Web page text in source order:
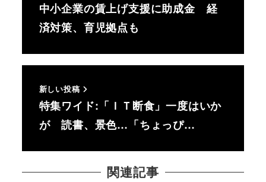
中小企業の賃上げ支援に助成金 経
済対策、育児拠点も
新しい投稿
特集ワイド:「ＩＴ断食」一度はいか
が 読書、景色…「ちょっぴ…
関連記事